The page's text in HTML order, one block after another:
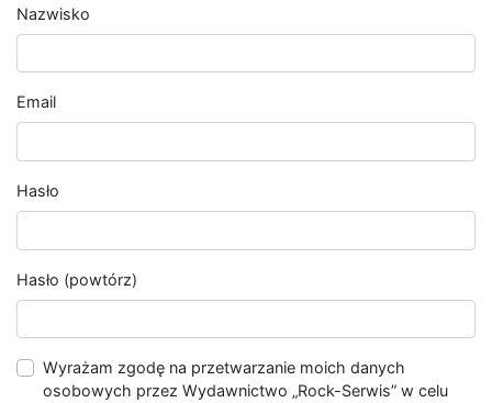
Nazwisko
Email
Hasło
Hasło (powtórz)
Wyrażam zgodę na przetwarzanie moich danych
osobowych przez Wydawnictwo „Rock-Serwis” w celu